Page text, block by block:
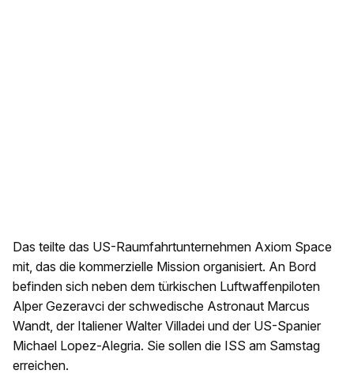
Das teilte das US-Raumfahrtunternehmen Axiom Space
mit, das die kommerzielle Mission organisiert. An Bord
befinden sich neben dem türkischen Luftwaffenpiloten
Alper Gezeravci der schwedische Astronaut Marcus
Wandt, der Italiener Walter Villadei und der US-Spanier
Michael Lopez-Alegria. Sie sollen die ISS am Samstag
erreichen.